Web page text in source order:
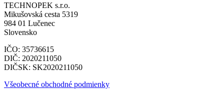
TECHNOPEK s.r.o.
Mikušovská cesta 5319
984 01 Lučenec
Slovensko
IČO: 35736615
DIČ: 2020211050
DIČSK: SK2020211050
Všeobecné obchodné podmienky